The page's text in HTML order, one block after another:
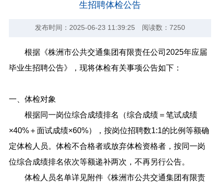
生招聘体检公告
发布时间：2025-06-23 11:39:25 阅读数：7250
根据《株洲市公共交通集团有限责任公司2025年应届
毕业生招聘公告》，现将体检有关事项公告如下：
一、体检对象
根据同一岗位综合成绩排名（综合成绩＝笔试成绩
×40%＋面试成绩×60%），按岗位招聘数1:1的比例等额确
定体检人员。体检不合格者或放弃体检资格者，按同一岗
位综合成绩排名依次等额递补两次，不再另行公告。
体检人员名单详见附件《株洲市公共交通集团有限责